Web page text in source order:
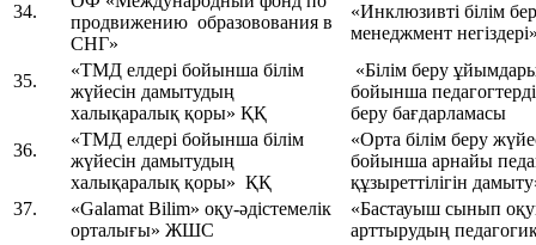
34.
продвижению образовования в
СНГ»
«Инклюзивті білім
менеджмент
35.
«ТМД елдері бойынша білім
жүйесін дамытудың
халықаралық қоры» ҚҚ
«Білім беру
бойынша
беру бағдарламасы
36.
«ТМД елдері бойынша білім
жүйесін дамытудың
халықаралық қоры» ҚҚ
«Орта білім беру
бойынша арнайы
құзыреттілігін
37.
«Galamat Вilim» оқу-әдістемелік
орталығы» ЖШС
«Бастауыш сынып
арттырудың